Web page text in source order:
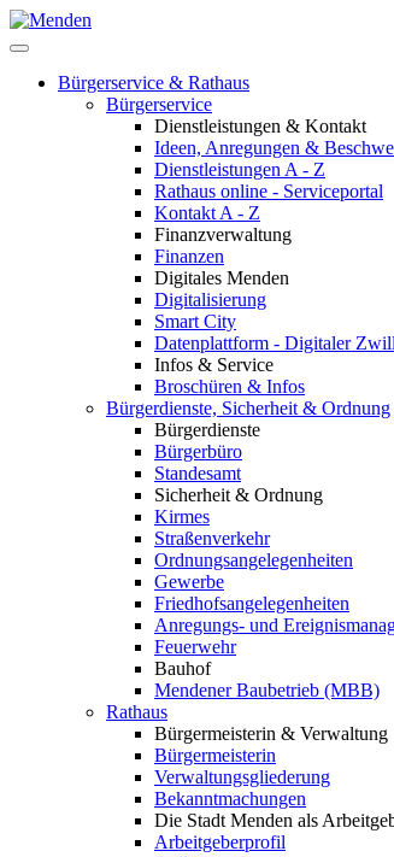
Bürgerservice & Rathaus
Bürgerservice
Dienstleistungen & Kontakt
Ideen, Anregungen &
Dienstleistungen A - Z
Rathaus online - Serviceportal
Kontakt A - Z
Finanzverwaltung
Finanzen
Digitales Menden
Digitalisierung
Smart City
Datenplattform - Digitaler
Infos & Service
Broschüren & Infos
Bürgerdienste, Sicherheit & Ordnung
Bürgerdienste
Bürgerbüro
Standesamt
Sicherheit & Ordnung
Kirmes
Straßenverkehr
Ordnungsangelegenheiten
Gewerbe
Friedhofsangelegenheiten
Anregungs- und
Feuerwehr
Bauhof
Mendener Baubetrieb (MBB)
Rathaus
Bürgermeisterin & Verwaltung
Bürgermeisterin
Verwaltungsgliederung
Bekanntmachungen
Die Stadt Menden als
Arbeitgeberprofil